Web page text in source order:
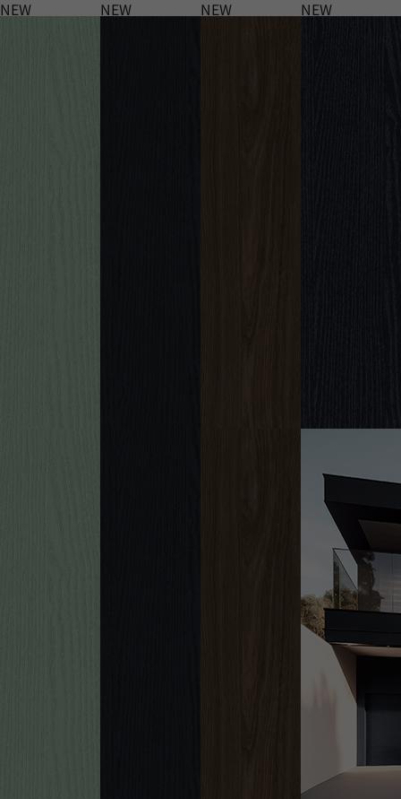
NEW NEW NEW NEW